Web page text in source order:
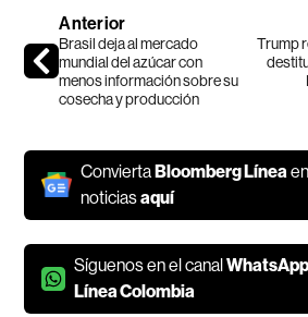
Anterior
Brasil deja al mercado
mundial del azúcar con
menos información sobre su
cosecha y producción
Trump
ConviertaBloomberg Línea
noticiasaquí
Síguenos en el canal
Línea Colombia